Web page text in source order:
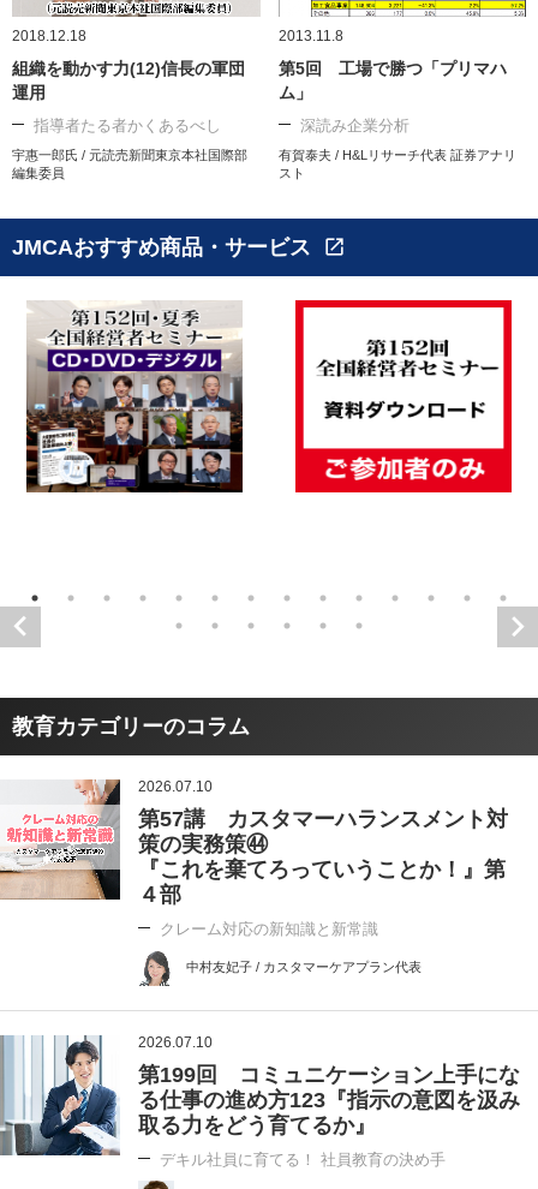
2018.12.18
組織を動かす力(12)信長の軍団
運用
指導者たる者かくあるべし
宇惠一郎氏 / 元読売新聞東京本社国際部
編集委員
2013.11.8
第5回 工場で勝つ「プリマハ
ム」
深読み企業分析
有賀泰夫 / H&Lリサーチ代表 証券アナリ
スト
JMCAおすすめ商品・サービス open_in_new
教育カテゴリーのコラム
2026.07.10
第57講 カスタマーハランスメント対
策の実務策㊹
『これを棄てろっていうことか！』第
４部
クレーム対応の新知識と新常識
中村友妃子 / カスタマーケアプラン代表
2026.07.10
第199回 コミュニケーション上手にな
る仕事の進め方123『指示の意図を汲み
取る力をどう育てるか』
デキル社員に育てる！ 社員教育の決め手